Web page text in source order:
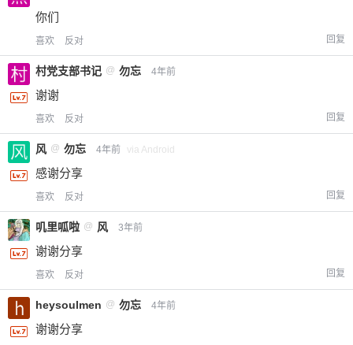
你们
喜欢 反对 回复
村党支部书记 @ 勿忘 4年前
谢谢
喜欢 反对 回复
风 @ 勿忘 4年前 via Android
感谢分享
喜欢 反对 回复
叽里呱啦 @ 风 3年前
谢谢分享
喜欢 反对 回复
heysoulmen @ 勿忘 4年前
谢谢分享